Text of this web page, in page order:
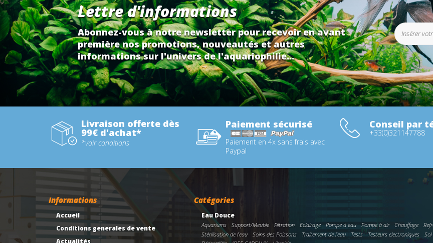
Lettre d'informations
Abonnez-vous à notre newsletter pour recevoir en avant
première nos promotions, nouveautés et autres
informations sur l'univers de l'aquariophilie...
Livraison offerte dès
99€ d'achat*
*voir conditions
Paiement sécurisé
Paiement en 4x sans frais avec
Paypal
Conseil par
+33(0)321147788
Informations
Accueil
Conditions generales de vente
Actualités
Catégories
Eau Douce
Aquariums Support/Meuble Filtration Eclairage Pompe à eau Pompe à air Chauffage
Stérilisation de l'eau
Soins des Poissons Traitement de l'eau Tests Testeurs electroniques